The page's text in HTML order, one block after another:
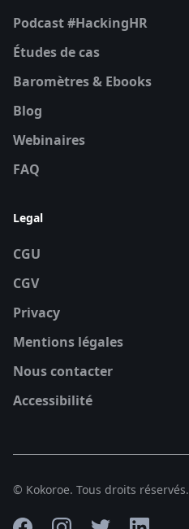
Podcast #HackingHR
Études de cas
Baromètres & Ebooks
Blog
Webinaires
FAQ
Legal
CGU
CGV
Privacy
Mentions légales
Nous contacter
Accessibilité
© Kokoroe. Tous droits réservés.